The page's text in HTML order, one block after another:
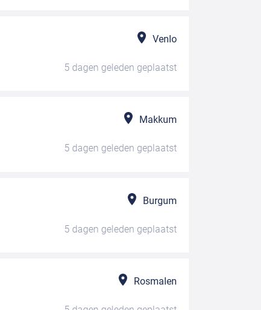
Venlo
5 dagen geleden geplaatst
Makkum
5 dagen geleden geplaatst
Burgum
5 dagen geleden geplaatst
Rosmalen